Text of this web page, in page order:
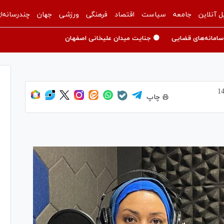
آنلاین جامعه سیاست اقتصاد فرهنگی ورزشی جهان
قضایی 🟡 جنایت میدان علیخانی اصفهان
چاپ